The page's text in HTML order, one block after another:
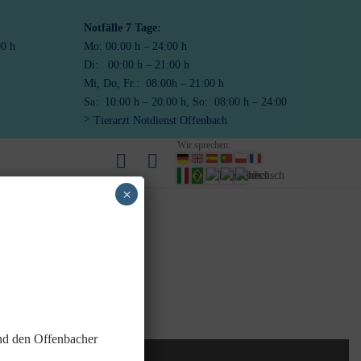
h
Notfälle 7 Tage:
Mo: 00:00 h – 24:00 h
Di: 00:00 h – 21:00 h
Mi, Do, Fr.: 08:00h – 21:00 h
Sa: 10:00 h – 20:00 h, So: 08:00 h – 24:00
Tierarzt Notdienst Offenbach
Wir sprechen:
den Offenbacher
×